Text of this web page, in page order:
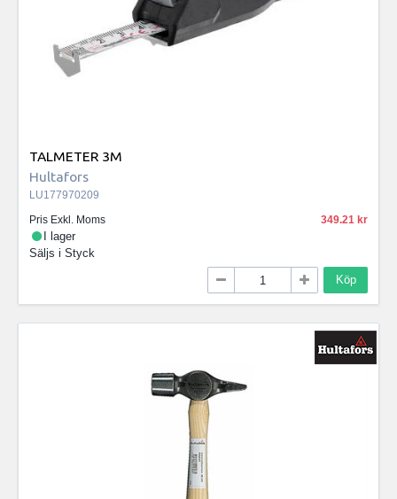
TALMETER 3M
Hultafors
LU177970209
Pris Exkl. Moms
349.21
I lager
Säljs i Styck
Köp